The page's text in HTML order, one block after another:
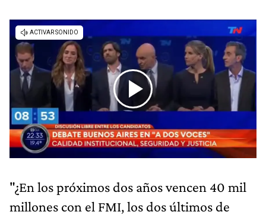
"¿En los próximos dos años vencen 40 mil
millones con el FMI, los dos últimos de